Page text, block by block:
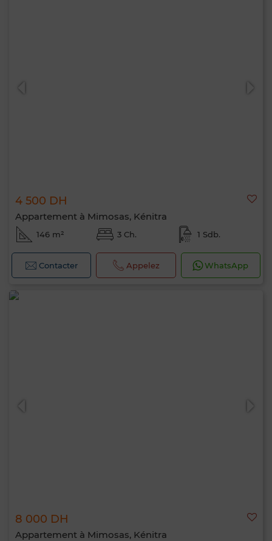
4 500 DH
Appartement à Mimosas, Kénitra
146 m² 3 Ch. 1 Sdb.
Contacter Appelez WhatsApp
8 000 DH
Appartement à Mimosas, Kénitra